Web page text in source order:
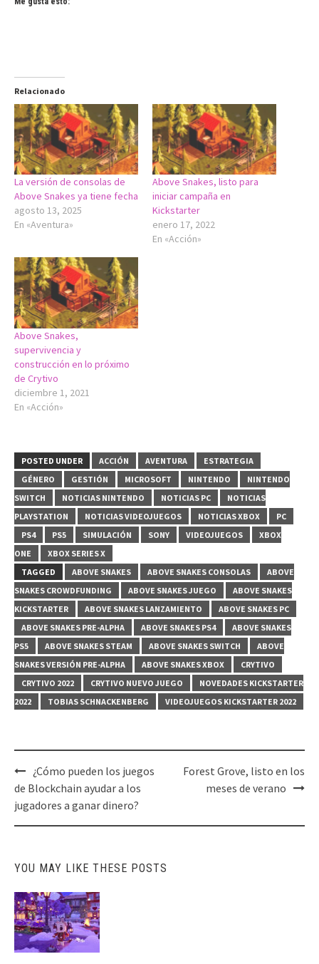
Relacionado
La versión de consolas de
Above Snakes ya tiene fecha
agosto 13, 2025
En «Aventura»
Above Snakes, listo para
iniciar campaña en
Kickstarter
enero 17, 2022
En «Acción»
Above Snakes,
supervivencia y
construcción en lo próximo
de Crytivo
diciembre 1, 2021
En «Acción»
POSTED UNDER ACCIÓN AVENTURA
ESTRATEGIA
GÉNERO
GESTIÓN MICROSOFT NINTENDO
NINTENDO
SWITCH
NOTICIAS NINTENDO NOTICIAS PC
NOTICIAS
PLAYSTATION
NOTICIAS VIDEOJUEGOS NOTICIAS XBOX
PC
PS4
PS5 SIMULACIÓN SONY VIDEOJUEGOS
XBOX
ONE
XBOX SERIES X
TAGGED
ABOVE SNAKES ABOVE SNAKES CONSOLAS
ABOVE
SNAKES CROWDFUNDING
ABOVE SNAKES JUEGO
ABOVE SNAKES
KICKSTARTER
ABOVE SNAKES LANZAMIENTO
ABOVE SNAKES PC
ABOVE SNAKES PRE-ALPHA
ABOVE SNAKES PS4
ABOVE SNAKES
PS5
ABOVE SNAKES STEAM ABOVE SNAKES SWITCH
ABOVE
SNAKES VERSIÓN PRE-ALPHA
ABOVE SNAKES XBOX
CRYTIVO
CRYTIVO 2022
CRYTIVO NUEVO JUEGO
NOVEDADES KICKSTARTER
2022
TOBIAS SCHNACKENBERG VIDEOJUEGOS KICKSTARTER 2022
Post
navigation
¿Cómo pueden los juegos
de Blockchain ayudar a los
jugadores a ganar dinero?
Forest Grove, listo en los
meses de verano
YOU MAY LIKE THESE POSTS